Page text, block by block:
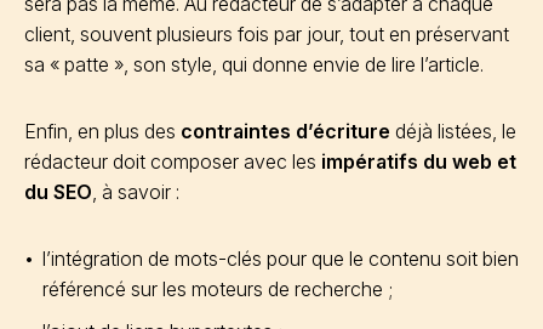
client, souvent plusieurs fois par jour, tout en préservant
sa « patte », son style, qui donne envie de lire l’article.
Enfin, en plus des contraintes d’écriture déjà listées, le
rédacteur doit composer avec les impératifs du web et
du SEO, à savoir :
l’intégration de mots-clés pour que le contenu soit bien
référencé sur les moteurs de recherche ;